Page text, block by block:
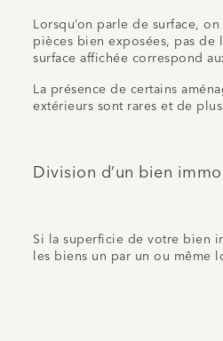
Lorsqu’on parle de surface,
pièces bien exposées, pas de
surface affichée correspond
La présence de certains
extérieurs sont rares et de
Division d’un bien
Si la superficie de votre bien
les biens un par un ou même